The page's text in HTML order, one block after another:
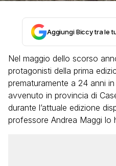
Aggiungi Biccy tra le
Nel maggio dello scorso
protagonisti della prima
prematuramente a 24 anni
avvenuto in provincia di
durante l’attuale edizione
professore Andrea Maggi lo